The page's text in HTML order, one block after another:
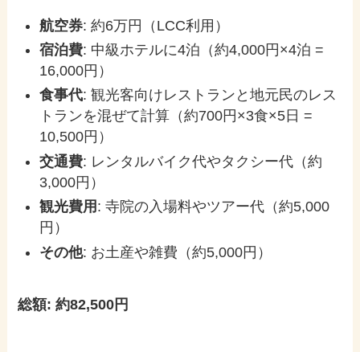
航空券: 約6万円（LCC利用）
宿泊費: 中級ホテルに4泊（約4,000円×4泊 =
16,000円）
食事代: 観光客向けレストランと地元民のレス
トランを混ぜて計算（約700円×3食×5日 =
10,500円）
交通費: レンタルバイク代やタクシー代（約
3,000円）
観光費用 : 寺院の入場料やツアー代（約5,000
円）
その他: お土産や雑費（約5,000円）
総額: 約82,500円